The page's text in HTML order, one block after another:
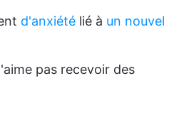
d'anxiété lié à un nouvel
pas recevoir des